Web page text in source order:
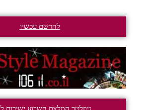
להרשם עכשיו
ניוזלטר המלצת השבוע ישירות